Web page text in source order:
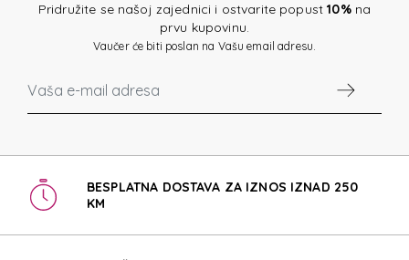
Pridružite se našoj zajednici i ostvarite popust10%na
prvu kupovinu.
Vaučer će biti poslan na Vašu email adresu.
BESPLATNA DOSTAVA ZA IZNOS IZNAD 250
KM